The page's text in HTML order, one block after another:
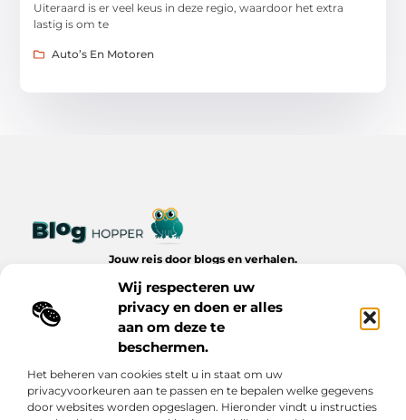
Wij respecteren uw
privacy en doen er alles
aan om deze te
beschermen.
Het beheren van cookies stelt u in staat om uw
privacyvoorkeuren aan te passen en te bepalen welke gegevens
door websites worden opgeslagen. Hieronder vindt u instructies
Uiteraard is er veel keus in deze regio, waardoor het extra
lastig is om te
Auto’s En Motoren
Jouw reis door blogs en verhalen.
dagelijks leven op Bloghopper.nl.
Bericht categorie
Onze informatie